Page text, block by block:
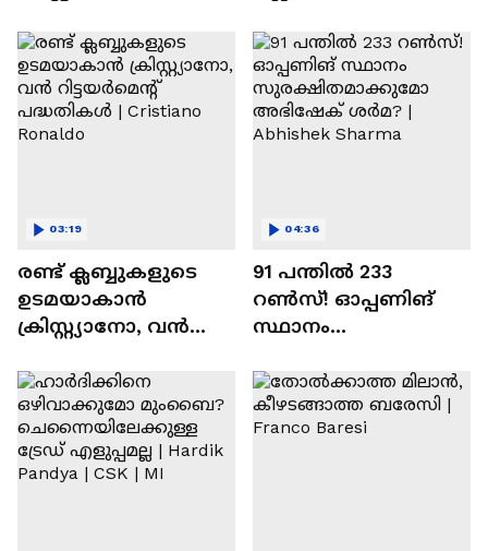
രണ്ട്‌ ക്ലബ്ബുകളുടെ
ഉടമയാകാന്‍
ക്രിസ്റ്റ്യാനോ, വന്‍
പദ്ധതികള്‍ | Cristiano
Ronaldo
03:19
91 പന്തില്‍ 233
റണ്‍സ്! ഓപ്പണിങ്
സ്ഥാനം
അഭിഷേക് ശർമ? |
Abhishek Sharma
04:36